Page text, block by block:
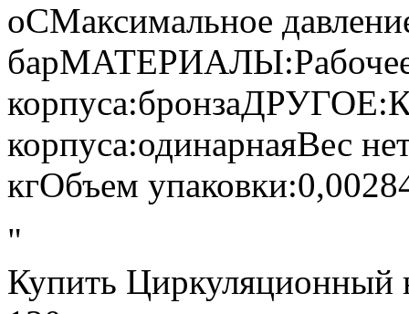
oCМаксимальное
барМАТЕРИАЛЫ:Рабочее
корпуса:одинарнаяВес
кгОбъем
"
Купить Циркуляционный